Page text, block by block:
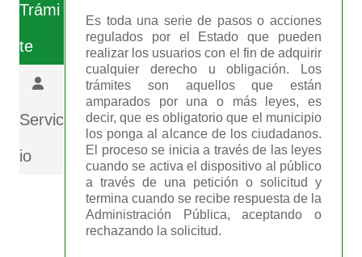
Trámi
te
Servic
io
Es toda una serie de pasos o acciones
regulados por el Estado que pueden
realizar los usuarios con el fin de adquirir
cualquier derecho u obligación. Los
trámites son aquellos que están
amparados por una o más leyes, es
decir, que es obligatorio que el municipio
los ponga al alcance de los ciudadanos.
El proceso se inicia a través de las leyes
cuando se activa el dispositivo al público
a través de una petición o solicitud y
termina cuando se recibe respuesta de la
Administración Pública, aceptando o
rechazando la solicitud.